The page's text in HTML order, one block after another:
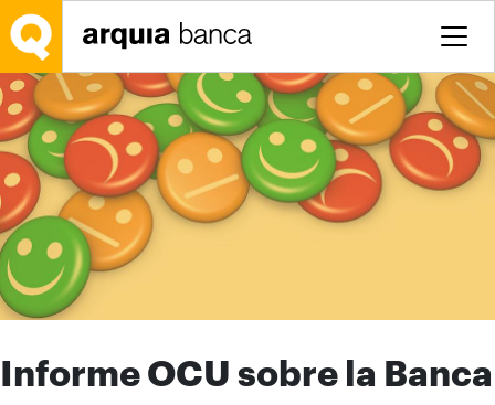
Saltar al contenido principal
Informe OCU sobre la Banca